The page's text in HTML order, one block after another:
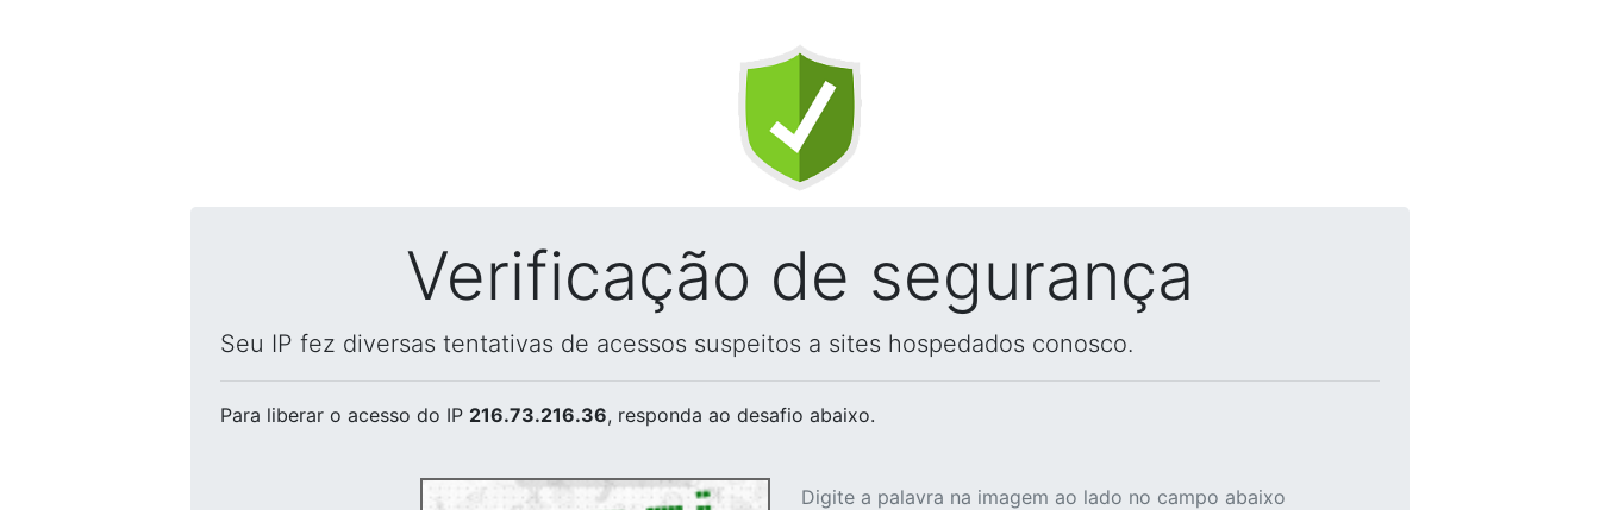
Verificação de segurança
Seu IP fez diversas tentativas de acessos suspeitos a sites hospedados conosco.
Para liberar o acesso do IP 216.73.216.36, responda ao desafio abaixo.
Digite a palavra na imagem ao lado no campo abaixo